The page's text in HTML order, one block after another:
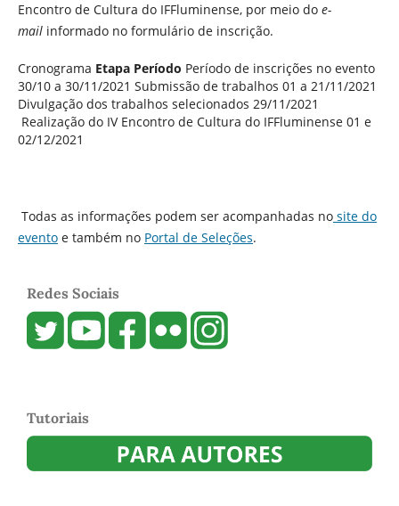
Encontro de Cultura do IFFluminense, por meio do e-
mailinformado no formulário de inscrição.
Cronograma Etapa Período Período de inscrições no evento
30/10 a 30/11/2021 Submissão de trabalhos 01 a 21/11/2021
Divulgação dos trabalhos selecionados 29/11/2021
Realização do IV Encontro de Cultura do IFFluminense 01 e
02/12/2021
Todas as informações podem ser acompanhadas nosite do
eventoe também no Portal de Seleções.
Redes Sociais
Tutoriais